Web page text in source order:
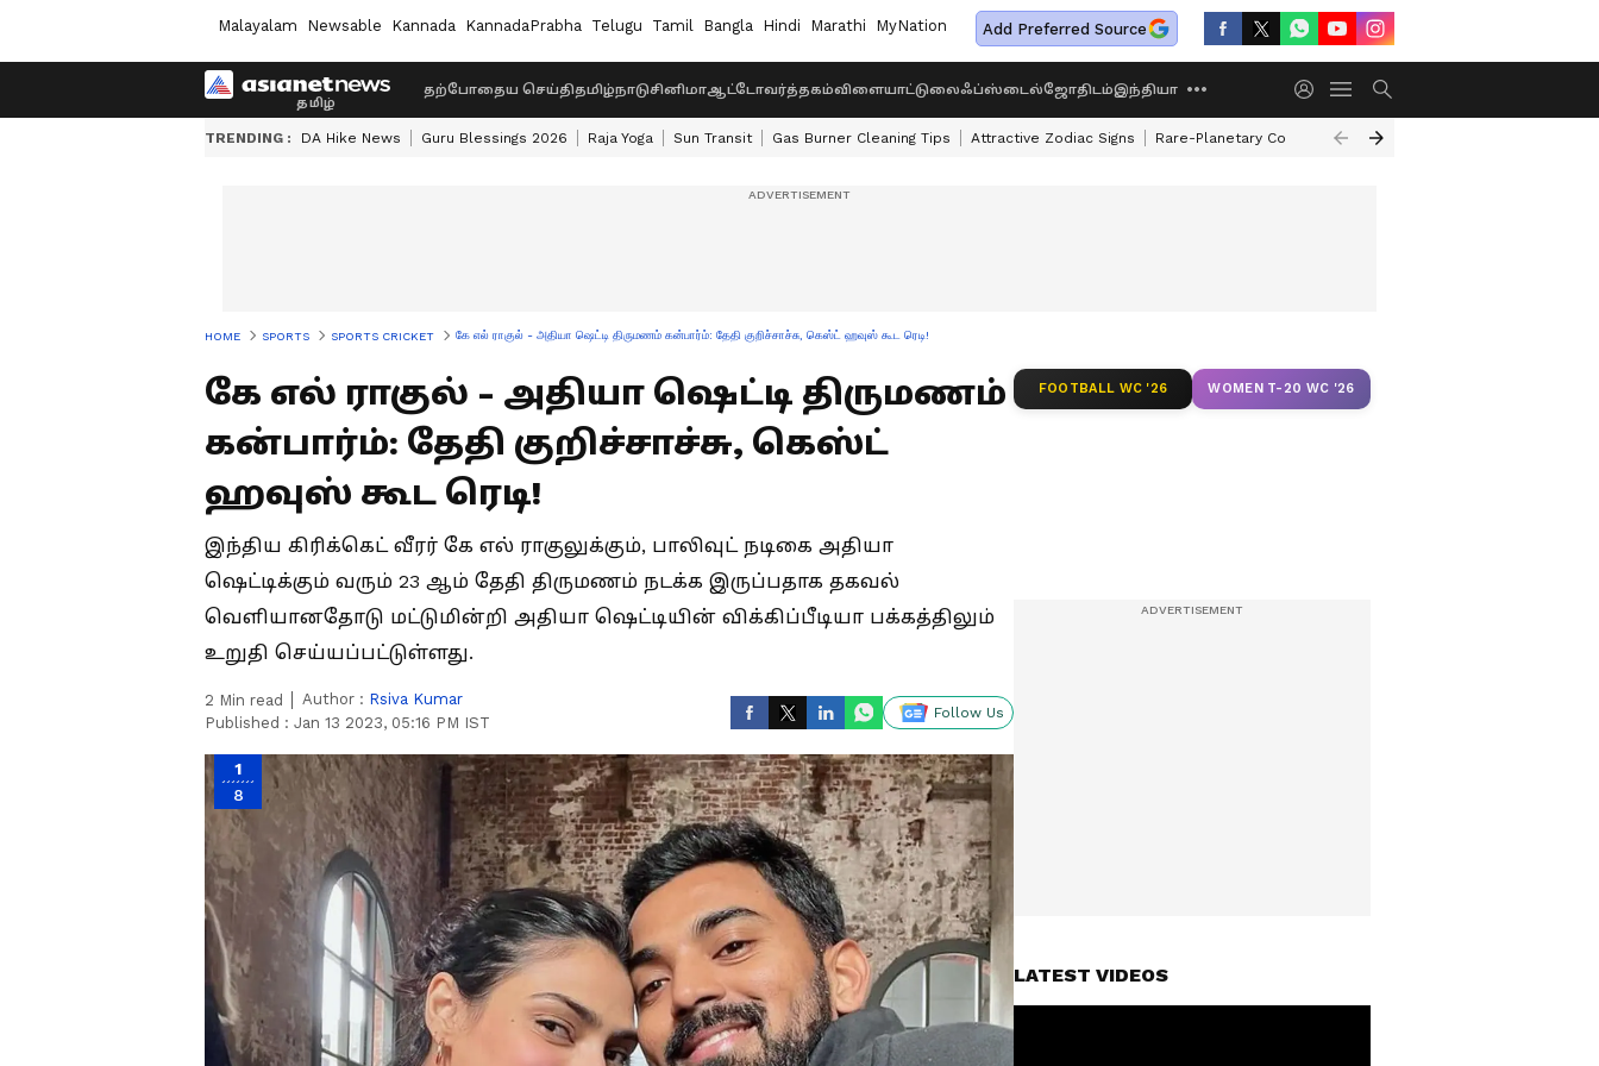
Malayalam Newsable Kannada KannadaPrabha Telugu Tamil Bangla Hindi Marathi MyNation Add Preferred Source
தற்போதைய செய்திதமிழ்நாடுசினிமாஆட்டோவர்த்தகம்விளையாட்டுலைஃப்ஸ்டைல்ஜோதிடம்இந்தியா
TRENDING : DA Hike News Guru Blessings 2026 Raja Yoga Sun Transit Gas Burner Cleaning Tips Attractive Zodiac Signs Rare-Planetary Conjunction After 12 Years
HOME SPORTS SPORTS CRICKET கே எல் ராகுல் - அதியா ஷெட்டி திருமணம் கன்பார்ம்: தேதி குறிச்சாச்சு, கெஸ்ட் ஹவுஸ் கூட ரெடி!
கே எல் ராகுல் - அதியா ஷெட்டி திருமணம்
கன்பார்ம்: தேதி குறிச்சாச்சு, கெஸ்ட்
ஹவுஸ் கூட ரெடி!
இந்திய கிரிக்கெட் வீரர் கே எல் ராகுலுக்கும், பாலிவுட் நடிகை அதியா
ஷெட்டிக்கும் வரும் 23 ஆம் தேதி திருமணம் நடக்க இருப்பதாக தகவல்
வெளியானதோடு மட்டுமின்றி அதியா ஷெட்டியின் விக்கிப்பீடியா பக்கத்திலும்
உறுதி செய்யப்பட்டுள்ளது.
2 Min read Author : Rsiva Kumar
Published : Jan 13 2023, 05:16 PM IST
Follow Us
1
8
FOOTBALL WC '26 WOMEN T-20 WC '26
LATEST VIDEOS